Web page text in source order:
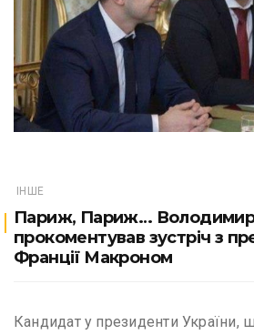
ІНШЕ
Париж, Париж… Володимир
прокоментував зустріч з
Франції Макроном
Кандидат у президенти України,